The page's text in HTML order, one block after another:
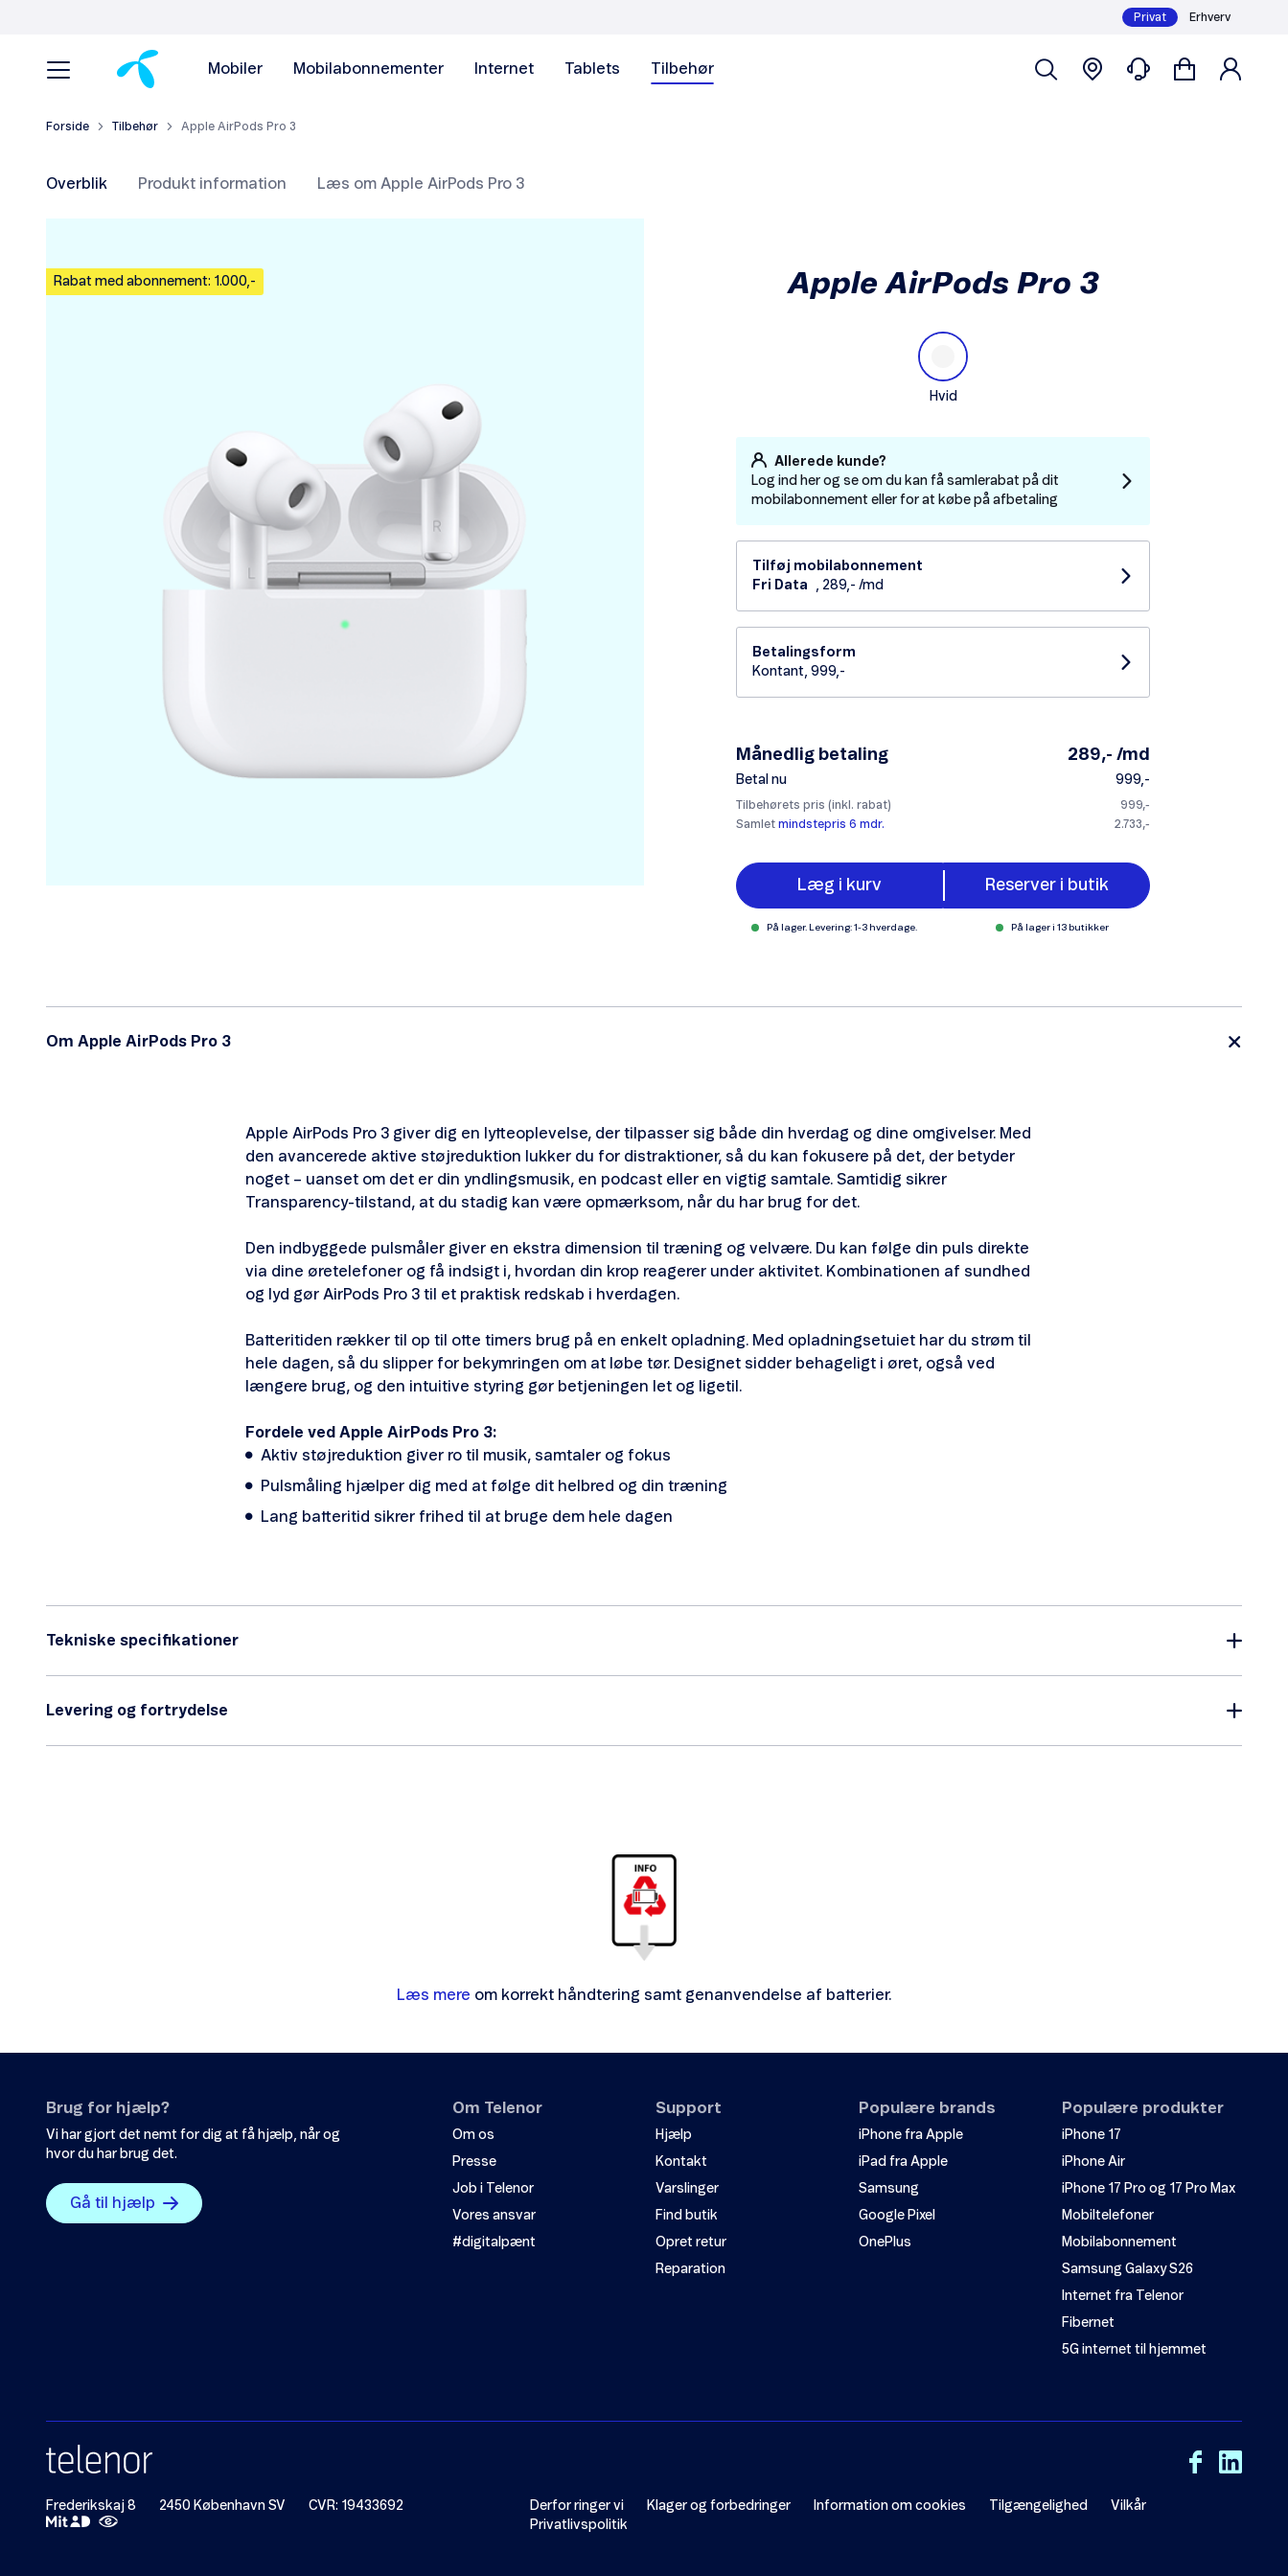
Privat Erhverv
Mobiler Mobilabonnementer Internet Tablets Tilbehør
Forside Tilbehør Apple AirPods Pro 3
Overblik Produkt information Læs om Apple AirPods Pro 3
Rabat med abonnement: 1.000,- Apple AirPods Pro 3
Hvid
Allerede kunde?
Log ind her og se om du kan få samlerabat på dit
mobilabonnement eller for at købe på afbetaling
Tilføj mobilabonnement
Fri Data
, 289,- /md
Betalingsform
Kontant, 999,-
Månedlig betaling 289,- /md
Betal nu 999,-
Tilbehørets pris (inkl. rabat)
999,-
Samlet mindstepris 6 mdr. 2.733,-
Læg i kurv Reserver i butik
På lager. Levering: 1-3 hverdage. På lager i 13 butikker
Om Apple AirPods Pro 3
Apple AirPods Pro 3 giver dig en lytteoplevelse, der tilpasser sig både din hverdag og dine omgivelser. Med
den avancerede aktive støjreduktion lukker du for distraktioner, så du kan fokusere på det, der betyder
noget – uanset om det er din yndlingsmusik, en podcast eller en vigtig samtale. Samtidig sikrer
Transparency-tilstand, at du stadig kan være opmærksom, når du har brug for det.
Den indbyggede pulsmåler giver en ekstra dimension til træning og velvære. Du kan følge din puls direkte
via dine øretelefoner og få indsigt i, hvordan din krop reagerer under aktivitet. Kombinationen af sundhed
og lyd gør AirPods Pro 3 til et praktisk redskab i hverdagen.
Batteritiden rækker til op til otte timers brug på en enkelt opladning. Med opladningsetuiet har du strøm til
hele dagen, så du slipper for bekymringen om at løbe tør. Designet sidder behageligt i øret, også ved
længere brug, og den intuitive styring gør betjeningen let og ligetil.
Fordele ved Apple AirPods Pro 3:
Aktiv støjreduktion giver ro til musik, samtaler og fokus
Pulsmåling hjælper dig med at følge dit helbred og din træning
Lang batteritid sikrer frihed til at bruge dem hele dagen
Tekniske specifikationer
Levering og fortrydelse
Læs mere om korrekt håndtering samt genanvendelse af batterier.
Brug for hjælp?
Vi har gjort det nemt for dig at få hjælp, når og
hvor du har brug det.
Gå til hjælp
Om Telenor
Om os
Presse
Job i Telenor
Vores ansvar
#digitalpænt
Support
Hjælp
Kontakt
Varslinger
Find butik
Opret retur
Reparation
Populære brands
iPhone fra Apple
iPad fra Apple
Samsung
Google Pixel
OnePlus
Populære produkter
iPhone 17
iPhone Air
iPhone 17 Pro og 17 Pro Max
Mobiltelefoner
Mobilabonnement
Samsung Galaxy S26
Internet fra Telenor
Fibernet
5G internet til hjemmet
Frederikskaj 8 2450 København SV CVR: 19433692 Derfor ringer vi Klager og forbedringer Information om cookies Tilgængelighed
Vilkår
Privatlivspolitik